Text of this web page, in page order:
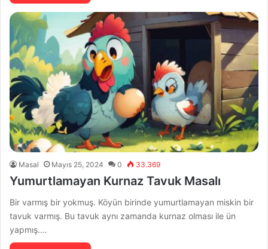
Masal Mayıs 25, 2024 0 33.369
Yumurtlamayan Kurnaz Tavuk Masalı
Bir varmış bir yokmuş. Köyün birinde yumurtlamayan miskin bir
tavuk varmış. Bu tavuk aynı zamanda kurnaz olması ile ün
yapmış.…